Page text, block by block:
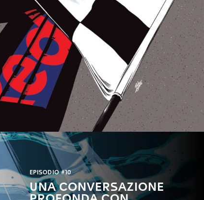
EPISODIO #10
UNA CONVERSAZIONE